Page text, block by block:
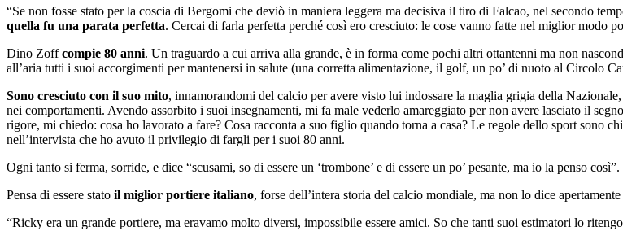
“Se non fosse stato per la coscia di Bergomi che deviò in maniera leggera ma decisiva il tiro di Falcao, nel secondo
quella fu una parata perfetta. Cercai di farla perfetta perché così ero cresciuto: le cose vanno fatte nel miglior modo
Dino Zoffcompie 80 anni. Un traguardo a cui arriva alla grande, è in forma come pochi altri ottantenni ma non
all’aria tutti i suoi accorgimenti per mantenersi in salute (una corretta alimentazione, il golf, un po’ di nuoto al Circolo
Sono cresciuto con il suo mito, innamorandomi del calcio per avere visto lui indossare la maglia grigia della
nei comportamenti. Avendo assorbito i suoi insegnamenti, mi fa male vederlo amareggiato per non avere lasciato il
rigore, mi chiedo: cosa ho lavorato a fare? Cosa racconta a suo figlio quando torna a casa? Le regole dello sport sono
nell’intervista che ho avuto il privilegio di fargli per i suoi 80 anni.
Ogni tanto si ferma, sorride, e dice “scusami, so di essere un ‘trombone’ e di essere un po’ pesante, ma io la penso
Pensa di essere stato il miglior portiere italiano, forse dell’intera storia del calcio mondiale, ma non lo dice
“Ricky era un grande portiere, ma eravamo molto diversi, impossibile essere amici. So che tanti suoi estimatori lo